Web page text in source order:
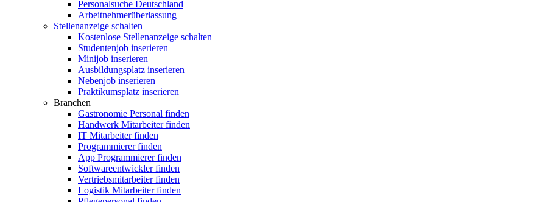
Personalsuche Deutschland
Arbeitnehmerüberlassung
Stellenanzeige schalten
Kostenlose Stellenanzeige schalten
Studentenjob inserieren
Minijob inserieren
Ausbildungsplatz inserieren
Nebenjob inserieren
Praktikumsplatz inserieren
Branchen
Gastronomie Personal finden
Handwerk Mitarbeiter finden
IT Mitarbeiter finden
Programmierer finden
App Programmierer finden
Softwareentwickler finden
Vertriebsmitarbeiter finden
Logistik Mitarbeiter finden